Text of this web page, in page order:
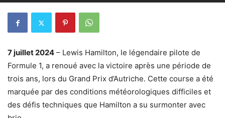
7 juillet 2024 – Lewis Hamilton, le légendaire pilote de
Formule 1, a renoué avec la victoire après une période de
trois ans, lors du Grand Prix d’Autriche. Cette course a été
marquée par des conditions météorologiques difficiles et
des défis techniques que Hamilton a su surmonter avec